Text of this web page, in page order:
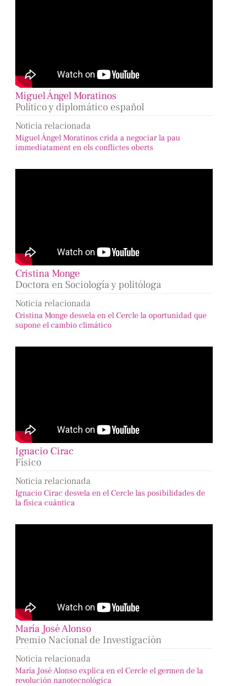
Miguel Ángel Moratinos
Político y diplomático español
Noticia relacionada
Miguel Ángel Moratinos crida a negociar la pau
immediatament en els conflictes oberts
Cristina Monge
Doctora en Sociología y politóloga
Noticia relacionada
Cristina Monge desvela en el Cercle la oportunidad que
supone el cambio climático
Ignacio Cirac
Físico
Noticia relacionada
Ignacio Cirac desvela en el Cercle las posibilidades de
la física cuántica
María José Alonso
Premio Nacional de Investigación
Noticia relacionada
María José Alonso explica en el Cercle el germen de la
revolución nanotecnológica